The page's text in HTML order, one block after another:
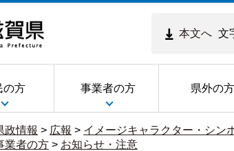
本文へ 文
の方 事業者の方 県外の方
政情報 > 広報 > イメージキャラクター・シン
業者の方 > お知らせ・注意